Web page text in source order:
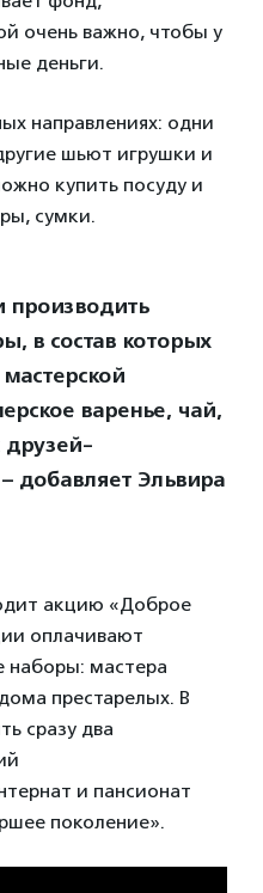
очень важно, чтобы у
деньги.
направлениях: одни
шьют игрушки и
купить посуду и
сумки.
производить
в состав которых
варенье, чай,
добавляет Эльвира
акцию «Доброе
оплачивают
наборы: мастера
престарелых. В
сразу два
и пансионат
поколение».